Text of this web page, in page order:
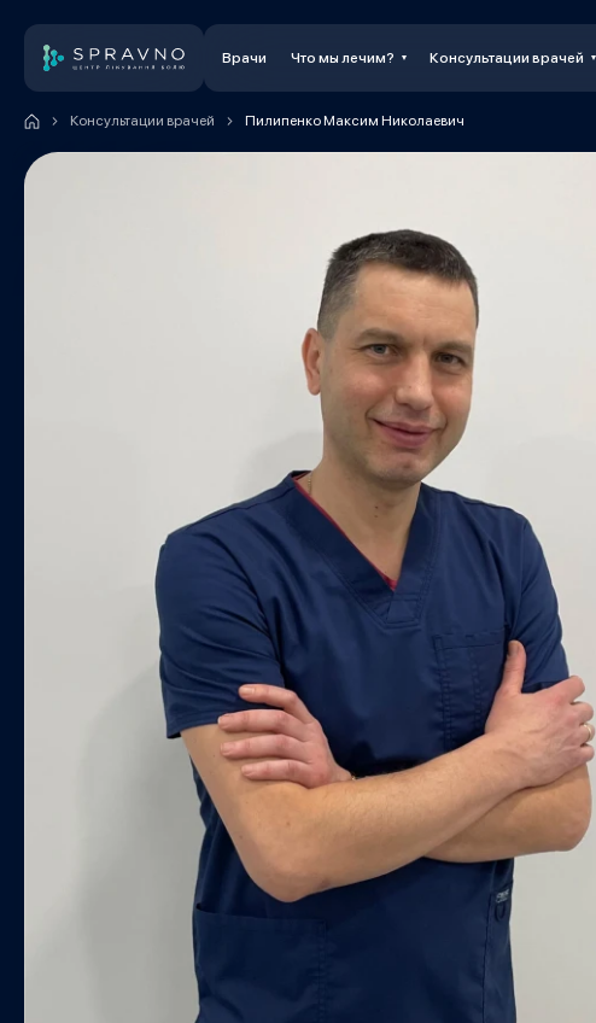
Врачи Что мы лечим? Консультации врачей
Консультации врачей Пилипенко Максим Николаевич